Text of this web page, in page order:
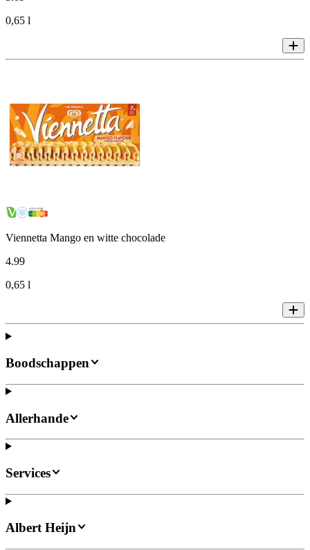
0,65 l
Viennetta Mango en witte chocolade
4.99
0,65 l
Boodschappen
Allerhande
Services
Albert Heijn